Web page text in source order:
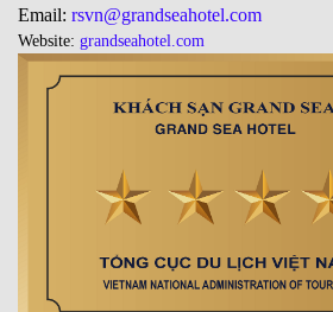
Email: rsvn@grandseahotel.com
Website: grandseahotel.com